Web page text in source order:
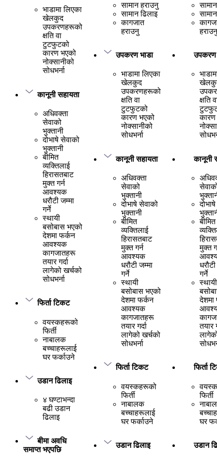
भाडामा लिएका
खेलकुद
उपकरणहरूको
क्षति वा
टुटफुटको
कारण भएको
नोक्सानीको
सोधभर्ना
कानूनी सहायता
अधिवक्ता
सेवाको
भुक्तानी
दोभाषे सेवाको
भुक्तानी
बीमित
व्यक्तिलाई
हिरासतबाट
मुक्त गर्न
आवश्यक
धरौटी जम्मा
गर्ने
स्थायी
बसोबास भएको
देशमा फर्कन
आवश्यक
कागजातहरू
तयार गर्दा
लागेको खर्चको
सोधभर्ना
फिर्ता टिकट
वयस्कहरूको
फिर्ती
नाबालक
बच्चाहरूलाई
घर फर्काउने
उडान ढिलाइ
४ घण्टाभन्दा
बढी उडान
ढिलाइ
बीमा अवधि
समाप्त भएपछि
सामान हराउनु
सामान ढिलाइ
कागजात
हराउनु
उपकरण भाडा
भाडामा लिएका
खेलकुद
उपकरणहरूको
क्षति वा
टुटफुटको
कारण भएको
नोक्सानीको
सोधभर्ना
कानूनी सहायता
अधिवक्ता
सेवाको
भुक्तानी
दोभाषे सेवाको
भुक्तानी
बीमित
व्यक्तिलाई
हिरासतबाट
मुक्त गर्न
आवश्यक
धरौटी जम्मा
गर्ने
स्थायी
बसोबास भएको
देशमा फर्कन
आवश्यक
कागजातहरू
तयार गर्दा
लागेको खर्चको
सोधभर्ना
फिर्ता टिकट
वयस्कहरूको
फिर्ती
नाबालक
बच्चाहरूलाई
घर फर्काउने
उडान ढिलाइ
हराउनु
उपकरण
क्षति
कारण
कानूनी
बीमित
मुक्त
गर्ने
स्थायी
देशमा
तयार
फिर्ता
फिर्ती
घर
उडान